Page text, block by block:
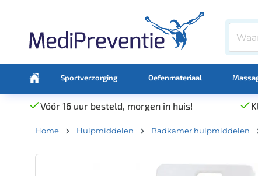
Sportverzorging Oefenmateriaal
Vóór 16 uur besteld, morgen in huis!
Home Hulpmiddelen Badkamer hulpmiddelen